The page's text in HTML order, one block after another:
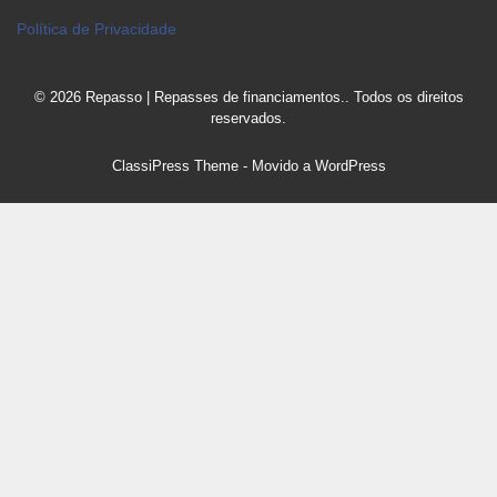
Política de Privacidade
© 2026 Repasso | Repasses de financiamentos.. Todos os direitos
reservados.
ClassiPress Theme- Movido a WordPress